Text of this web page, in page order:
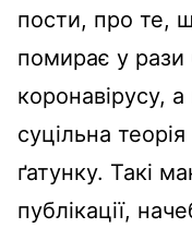
пости, про те,
помирає у рази
коронавірусу,
суцільна
ґатунку. Такі
публікації,